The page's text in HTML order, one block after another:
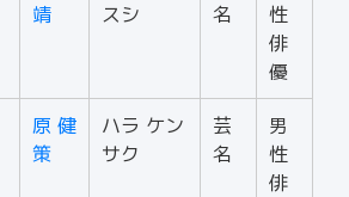
靖
スシ
名
性
俳
優
原 健
策
ハラ ケン
サク
芸
名
男
性
俳